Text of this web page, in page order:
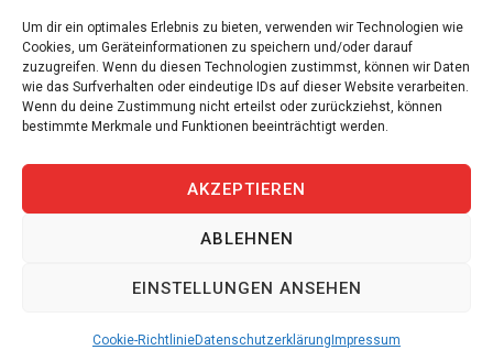
Um dir ein optimales Erlebnis zu bieten, verwenden wir Technologien wie
Cookies, um Geräteinformationen zu speichern und/oder darauf
zuzugreifen. Wenn du diesen Technologien zustimmst, können wir Daten
wie das Surfverhalten oder eindeutige IDs auf dieser Website verarbeiten.
Wenn du deine Zustimmung nicht erteilst oder zurückziehst, können
bestimmte Merkmale und Funktionen beeinträchtigt werden.
AKZEPTIEREN
ABLEHNEN
EINSTELLUNGEN ANSEHEN
Cookie-RichtlinieDatenschutzerklärung Impressum
iPersonal
Temporär & Dauerstellen Schweizweit
Reserved.